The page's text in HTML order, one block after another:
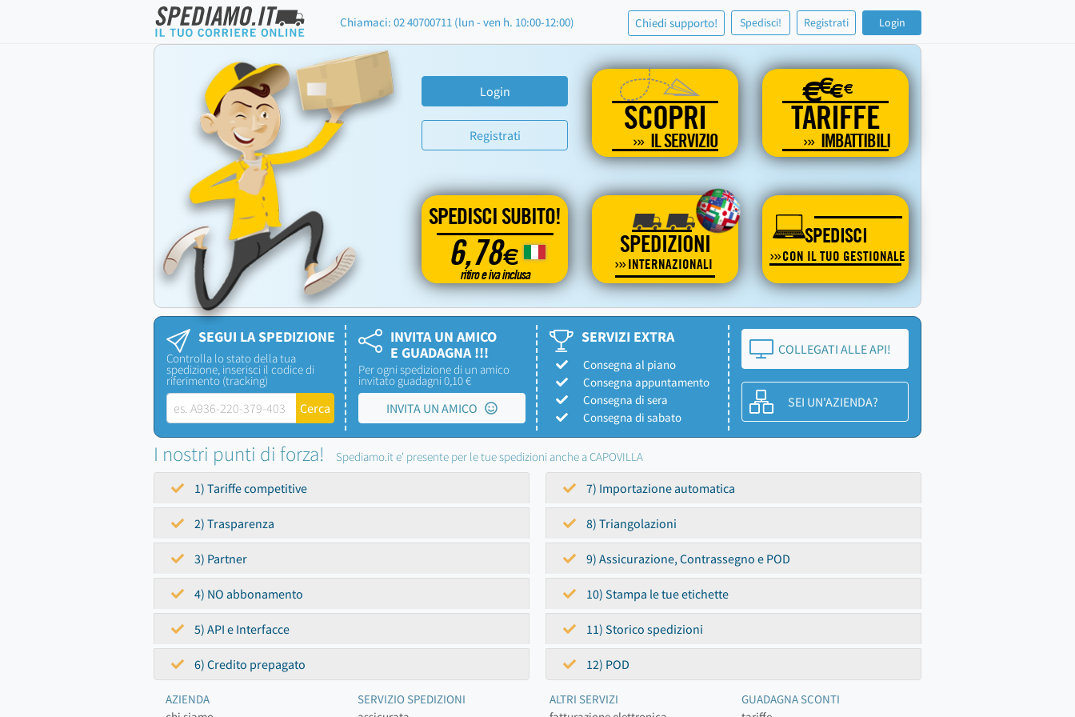
Chiamaci: 02 40700711 (lun - ven h. 10:00-12:00) Chiedi supporto! Spedisci! Registrati Login
Login
Registrati SCOPRI
IL SERVIZIO
€€€€
TARIFFE
IMBATTIBILI
SPEDISCI SUBITO!
6,78€
ritiro e iva inclusa
SPEDIZIONI
INTERNAZIONALI
SPEDISCI
CON IL TUO GESTIONALE
SEGUI LA SPEDIZIONE
Controlla lo stato della tua
spedizione, inserisci il codice di
riferimento (tracking)
INVITA UN AMICO
E GUADAGNA !!!
Per ogni spedizione di un amico
invitato guadagni 0,10 €
INVITA UN AMICO
SERVIZI EXTRA
Consegna al piano
Consegna appuntamento
Consegna di sera
Consegna di sabato
COLLEGATI ALLE API!
SEI UN'AZIENDA?
I nostri punti di forza! Spediamo.it e' presente per le tue spedizioni anche a CAPOVILLA
1) Tariffe competitive
2) Trasparenza
3) Partner
4) NO abbonamento
5) API e Interfacce
6) Credito prepagato
7) Importazione automatica
8) Triangolazioni
9) Assicurazione, Contrassegno e POD
10) Stampa le tue etichette
11) Storico spedizioni
12) POD
AZIENDA
SERVIZIO SPEDIZIONI
ALTRI SERVIZI
GUADAGNA SCONTI